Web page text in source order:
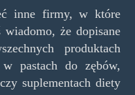
inne firmy, w które
że dopisane
produktach
pastach do zębów,
suplementach diety